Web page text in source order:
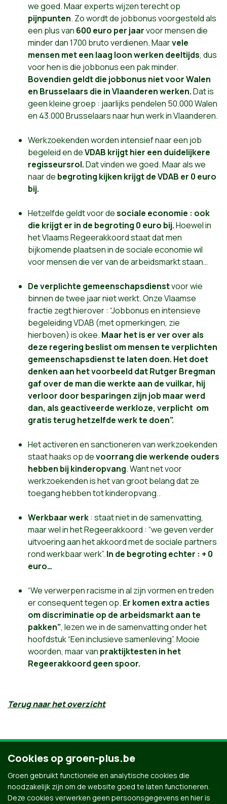
we goed. Maar experts wijzen terecht op
pijnpunten. Zo wordt de jobbonus voorgesteld als
een plus van 600 euro per jaarvoor mensen die
minder dan 1700 bruto verdienen. Maarvele
mensen met een laag loon werken deeltijds, dus
voor hen is die jobbonus een pak minder.
Bovendien geldt die jobbonus niet voor Walen
en Brusselaars die in Vlaanderen werken.Dat is
geen kleine groep : jaarlijks pendelen 50.000 Walen
en 43.000 Brusselaars naar hun werk in Vlaanderen.
Werkzoekenden worden intensief naar een job
begeleid en deVDAB krijgt hier een duidelijkere
regisseursrol.Dat vinden we goed. Maar als we
naar de begroting kijken krijgt de VDAB er 0 euro
bij.
Hetzelfde geldt voor desociale economie : ook
die krijgt er in de begroting 0 euro bij.Hoewel in
het Vlaams Regeerakkoord staat dat men
bijkomende plaatsen in de sociale economie wil
voor mensen die ver van de arbeidsmarkt staan…
De verplichte gemeenschapsdienstvoor wie
binnen de twee jaar niet werkt. Onze Vlaamse
fractie zegt hierover : “Jobbonus en intensieve
begeleiding VDAB (met opmerkingen, zie
hierboven) is okee. Maar het is er ver over als
deze regering beslist om mensen te verplichten
gemeenschapsdienst te laten doen. Het doet
denken aan het voorbeeld dat Rutger Bregman
gaf over de man die werkte aan de vuilkar, hij
verloor door besparingen zijn job maar werd
dan, als geactiveerde werkloze, verplicht om
gratis terug hetzelfde werk te doen”.
Het activeren en sanctioneren van werkzoekenden
staat haaks op devoorrang die werkende ouders
hebben bij kinderopvang. Want net voor
werkzoekenden is het van groot belang dat ze
toegang hebben tot kinderopvang..
Werkbaar werk: staat niet in de samenvatting,
maar wel in het Regeerakkoord : “we geven verder
uitvoering aan het akkoord met de sociale partners
rond werkbaar werk”. In de begroting echter : + 0
euro…
“We verwerpen racisme in al zijn vormen en treden
er consequent tegen op. Er komen extra acties
om discriminatie op de arbeidsmarkt aan te
pakken”, lezen we in de samenvatting onder het
hoofdstuk “Een inclusieve samenleving”. Mooie
woorden, maar van praktijktesten in het
Regeerakkoord geen spoor.
Terug naar het overzicht
Cookies op groen-plus.be
Groen gebruikt functionele en analytische cookies die
noodzakelijk zijn om de website goed te laten functioneren.
Deze cookies verwerken geen persoonsgegevens en hier is